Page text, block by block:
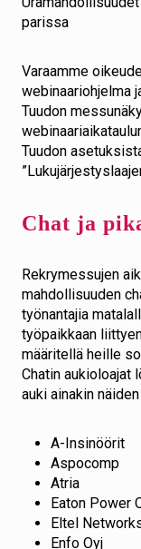
parissa
Varaamme
webinaariohjelma
Tuudon
Tuudon
Chat ja
Rekrymessujen
mahdollisuuden
työnantajia
työpaikkaan
määritellä heille
Chatin aukioloajat
auki ainakin
A-Insinöörit
Aspocomp
Atria
Eaton Power
Eltel
Enfo Oyj